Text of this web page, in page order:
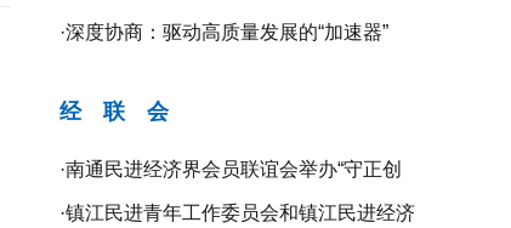
·深度协商：驱动高质量发展的“加速器”
经 联 会
·南通民进经济界会员联谊会举办“守正创
新、携手同行”二届二次全体理事会议
·镇江民进青年工作委员会和镇江民进经济